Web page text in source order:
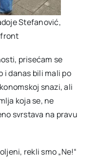
Stefanović,
prisećam se
i danas bili mali po
snazi, ali
koja se, ne
svrstava na pravu
rekli smo „Ne!“